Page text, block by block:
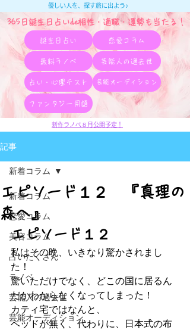
365日誕生日占いde相性・適職・​運勢も当たる！
優しい人を、探す旅に出よう♪
誕生日占い 恋愛コラム
無料ラノベ 芸能人の過去世
占い・心理テスト 芸能オーディション
ファンタジー用語
新作ラノベ８月公開予定！
記事
新着コラム
恋愛コラム
美容コラム
占いたくさん
ラノベ
芸能人の過去世
芸能オーディション
新着コラム
エピソード１２ 『真理の
森へ』
エピソード１２
私はその晩、いきなり驚かされまし
た！
驚いただけでなく、どこの国に居るん
だかわからなくなってしまった！
カティ宅ではなんと、
ベッドが無く、代わりに、日本式の布